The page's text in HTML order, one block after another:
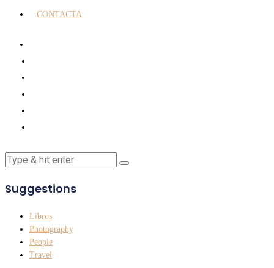
CONTACTA
Suggestions
Libros
Photography
People
Travel